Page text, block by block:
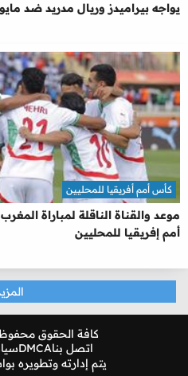
يواجه بيراميدز وريال مدريد ضد
موعد والقناة الناقلة لمباراة
أمم إفريقيا للمحليين
كأس أمم أفريقيا للمحليين
كافة الحقوق
اتصل بناDMCA
يتم إدارته وتطويره